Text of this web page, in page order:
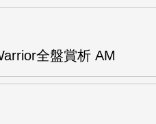
全盤賞析 AM